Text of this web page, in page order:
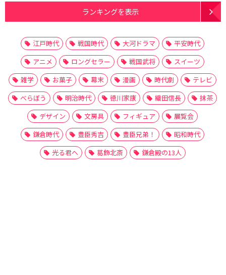
ランキングを表示
江戸時代 戦国時代 大河ドラマ
平安時代
アニメ
ロングセラー 戦国武将
スイーツ
雑学
お菓子 幕末 漫画 時代劇
テレビ
べらぼう
明治時代 徳川家康 織田信長
抹茶
デザイン
文房具 フィギュア
展覧会
鎌倉時代
豊臣秀吉 豊臣兄弟！
昭和時代
光る君へ
葛飾北斎 鎌倉殿の13人